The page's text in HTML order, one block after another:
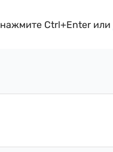
Ctrl+Enter или